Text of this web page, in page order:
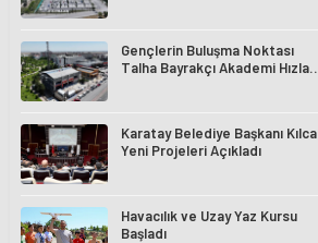
Gençlerin Buluşma Noktası
Talha Bayrakçı Akademi Hızla
Karatay Belediye Başkanı Kılca
Yeni Projeleri Açıkladı
Havacılık ve Uzay Yaz Kursu
Başladı